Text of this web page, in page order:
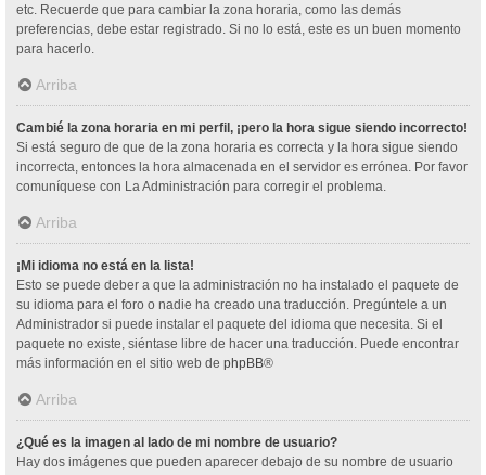
etc. Recuerde que para cambiar la zona horaria, como las demás
preferencias, debe estar registrado. Si no lo está, este es un buen momento
para hacerlo.
Arriba
Cambié la zona horaria en mi perfil, ¡pero la hora sigue siendo incorrecto!
Si está seguro de que de la zona horaria es correcta y la hora sigue siendo
incorrecta, entonces la hora almacenada en el servidor es errónea. Por favor
comuníquese con La Administración para corregir el problema.
Arriba
¡Mi idioma no está en la lista!
Esto se puede deber a que la administración no ha instalado el paquete de
su idioma para el foro o nadie ha creado una traducción. Pregúntele a un
Administrador si puede instalar el paquete del idioma que necesita. Si el
paquete no existe, siéntase libre de hacer una traducción. Puede encontrar
más información en el sitio web de phpBB®
Arriba
¿Qué es la imagen al lado de mi nombre de usuario?
Hay dos imágenes que pueden aparecer debajo de su nombre de usuario